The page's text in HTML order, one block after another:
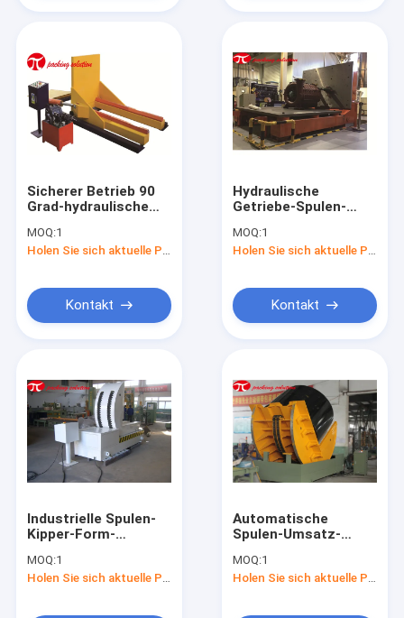
Produkte
Über uns
Fabrik-Ausflug
Sicherer Betrieb 90
Grad-hydraulische
Spulen-Umsatz-
Maschinen-
MOQ:1
Kontakt
Hydraulische
Getriebe-Spulen-
Geschwindigkeit 90
Grad-automatische
MOQ:1
Kontakt
Industrielle Spulen-
Kipper-Form-
mechanisches
Übergangs-1.5KW
MOQ:1
Automatische
Spulen-Umsatz-
Upender mit
beweglicher v-Tabelle
MOQ:1